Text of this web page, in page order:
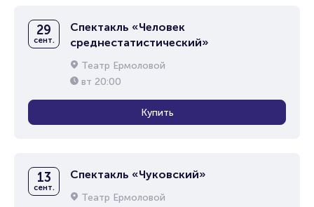
29
сент.
Спектакль «Человек
среднестатистический»
Театр Ермоловой
вт 20:00
Купить
13
сент.
Спектакль «Чуковский»
Театр Ермоловой